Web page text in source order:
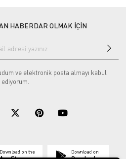
HABERDAR OLMAK İÇİN
ve elektronik posta almayı kabul
ediyorum.
Download on the Download on